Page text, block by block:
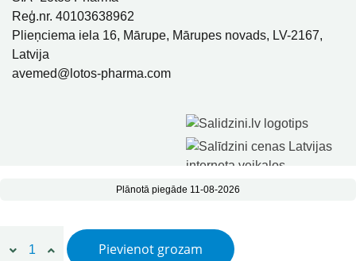
Plānotā piegāde 11-08-2026
Liposomālais cinks N90 quantity
Pievienot grozam
Reģ.nr. 40103638962
Plieņciema iela 16, Mārupe, Mārupes novads, LV-2167,
Latvija
avemed@lotos-pharma.com